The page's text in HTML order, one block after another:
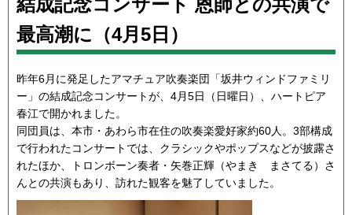
結成記念コンサート 恩師との共演で
最高潮に（4月5日）
昨年6月に発足したアマチュア吹奏楽団「坂井ウィンドファミリ
ー」の結成記念コンサートが、4月5日（日曜日）、ハートピア
春江で開かれました。
同団員は、本市・あわら市在住の吹奏楽愛好家約60人。3部構成
で行われたコンサートでは、クラシックやポップスなどが披露さ
れたほか、トロンボーン奏者・矢巻正輝（やまき まさてる）さ
んとの共演もあり、訪れた観客を魅了していました。